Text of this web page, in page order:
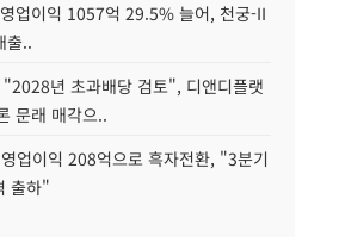
업이익 1057억 29.5% 늘어, 천궁-II
출..
년 초과배당 검토", 디앤디플랫
문래 매각으..
업이익 208억으로 흑자전환, "3분기
출하"